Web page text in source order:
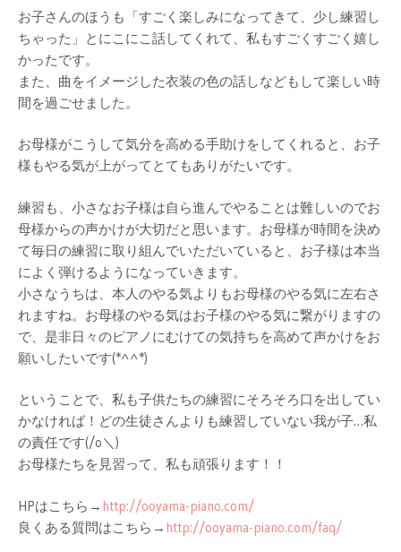
お子さんのほうも「すごく楽しみになってきて、少し練習し
ちゃった」とにこにこ話してくれて、私もすごくすごく嬉し
かったです。
また、曲をイメージした衣装の色の話しなどもして楽しい時
間を過ごせました。
お母様がこうして気分を高める手助けをしてくれると、お子
様もやる気が上がってとてもありがたいです。
練習も、小さなお子様は自ら進んでやることは難しいのでお
母様からの声かけが大切だと思います。お母様が時間を決め
て毎日の練習に取り組んでいただいていると、お子様は本当
によく弾けるようになっていきます。
小さなうちは、本人のやる気よりもお母様のやる気に左右さ
れますね。お母様のやる気はお子様のやる気に繋がりますの
で、是非日々のピアノにむけての気持ちを高めて声かけをお
願いしたいです(*^^*)
ということで、私も子供たちの練習にそろそろ口を出してい
かなければ！どの生徒さんよりも練習していない我が子…私
の責任です(/o＼)
お母様たちを見習って、私も頑張ります！！
HPはこちら→ http://ooyama-piano.com/
良くある質問はこちら→ http://ooyama-piano.com/faq/